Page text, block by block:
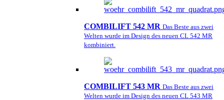
COMBILIFT 542 MR Das Beste aus zwei
Welten wurde im Design des neuen CL 542 MR
kombiniert.
COMBILIFT 543 MR Das Beste aus zwei
Welten wurde im Design des neuen CL 543 MR